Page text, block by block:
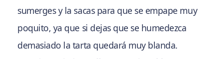
sumerges y la sacas para que se empape muy
poquito, ya que si dejas que se humedezca
demasiado la tarta quedará muy blanda.